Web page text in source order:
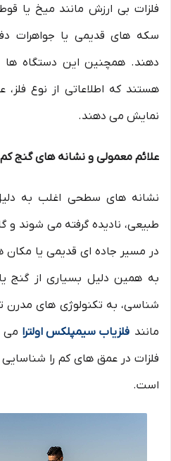
فلزات بی ارزش مانند میخ یا
سکه های قدیمی یا
دهند. همچنین این دستگاه ها
هستند که اطلاعاتی از نوع فلز،
نمایش می دهند.
علائم معمولی و نشانه های گنج
نشانه های سطحی اغلب به
طبیعی، نادیده گرفته می شوند
در مسیر جاده ای قدیمی یا مکان
به همین دلیل بسیاری از گنج
شناسی، به تکنولوژی های مدرن
مانندفلزیاب سیمپلکس اولترا می
فلزات در عمق های کم را شناسایی
است.